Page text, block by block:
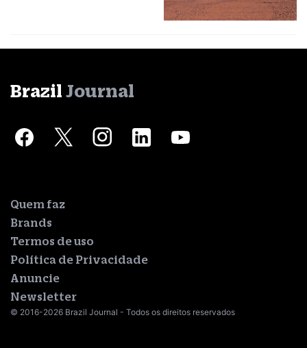
Brazil Journal
Quem faz
Brands
Termos de uso
Política de Privacidade
Anuncie
Newsletter
© 2016-2026 Brazil Journal - Todos os direitos reservados